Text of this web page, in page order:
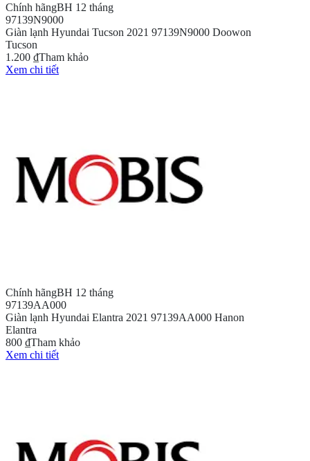
Chính hãngBH 12 tháng
97139N9000
Giàn lạnh Hyundai Tucson 2021 97139N9000 Doowon
Tucson
1.200 ₫Tham khảo
Xem chi tiết
Chính hãngBH 12 tháng
97139AA000
Giàn lạnh Hyundai Elantra 2021 97139AA000 Hanon
Elantra
800 ₫Tham khảo
Xem chi tiết